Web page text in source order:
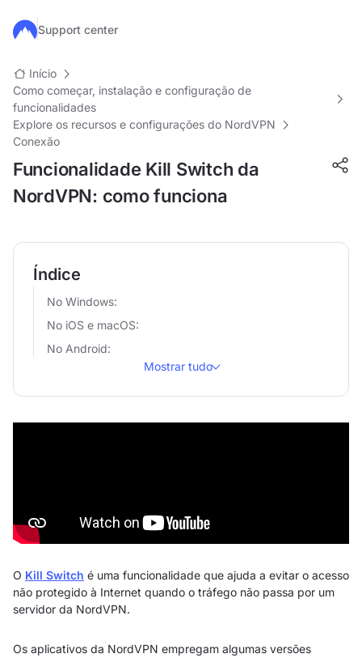
Ir para o conteúdo principal
Support center
Início
Como começar, instalação e configuração de
funcionalidades
Explore os recursos e configurações do NordVPN
Conexão
Funcionalidade Kill Switch da
NordVPN: como funciona
Índice
No Windows:
No iOS e macOS:
No Android:
Mostrar tudo
O Kill Switch é uma funcionalidade que ajuda a evitar o acesso
não protegido à Internet quando o tráfego não passa por um
servidor da NordVPN.
Os aplicativos da NordVPN empregam algumas versões